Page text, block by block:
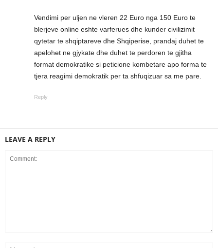
Vendimi per uljen ne vleren 22 Euro nga 150 Euro te
blerjeve online eshte varferues dhe kunder civilizimit
qytetar te shqiptareve dhe Shqiperise, prandaj duhet te
apelohet ne gjykate dhe duhet te perdoren te gjitha
format demokratike si peticione kombetare apo forma te
tjera reagimi demokratik per ta shfuqizuar sa me pare.
Reply
LEAVE A REPLY